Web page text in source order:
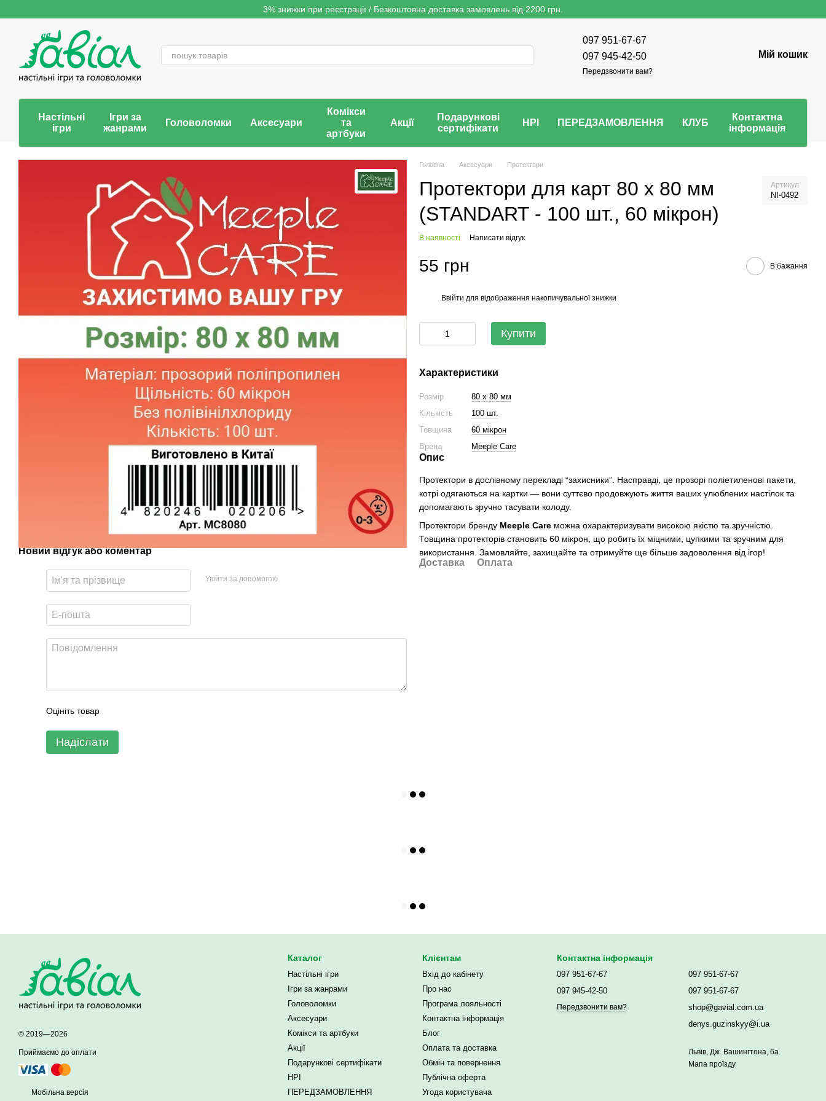
3% знижки при реєстрації / Безкоштовна доставка замовлень від 2200 грн.
097 951-67-67
097 945-42-50
Передзвонити вам?
Мій кошик
Настільні
ігри
Ігри за
жанрами
Головоломки Аксесуари
Комікси
та
артбуки
Акції
Подарункові
сертифікати
НРІ ПЕРЕДЗАМОВЛЕННЯ КЛУБ
Контактна
інформація
Новий відгук або коментар
Увійти за допомогою
Оцініть товар
Надіслати
Головна Аксесуари Протектори
Протектори для карт 80 х 80 мм
(STANDART - 100 шт., 60 мікрон)
Артикул
NI-0492
В наявності Написати відгук
55 грн В бажання
Ввійти для відображення накопичувальної знижки
Купити
Характеристики
Розмір
80 х 80 мм
Кількість
100 шт.
Товщина
60 мікрон
Бренд
Meeple Care
Опис
Протектори в дослівному перекладі “захисники”. Насправді, це прозорі поліетиленові пакети,
котрі одягаються на картки — вони суттєво продовжують життя ваших улюблених настілок та
допомагають зручно тасувати колоду.
Протектори бренду Meeple Care можна охарактеризувати високою якістю та зручністю.
Товщина протекторів становить 60 мікрон, що робить їх міцними, цупкими та зручним для
використання. Замовляйте, захищайте та отримуйте ще більше задоволення від ігор!
Доставка Оплата
© 2019—2026
Приймаємо до оплати
Мобільна версія
Каталог
Настільні ігри
Ігри за жанрами
Головоломки
Аксесуари
Комікси та артбуки
Акції
Подарункові сертифікати
НРІ
ПЕРЕДЗАМОВЛЕННЯ
Клієнтам
Вхід до кабінету
Про нас
Програма лояльності
Контактна інформація
Блог
Оплата та доставка
Обмін та повернення
Публічна оферта
Угода користувача
Контактна інформація
097 951-67-67
097 945-42-50
Передзвонити вам?
097 951-67-67
097 951-67-67
shop@gavial.com.ua
denys.guzinskyy@i.ua
Львів, Дж. Вашингтона, 6а
Мапа проїзду